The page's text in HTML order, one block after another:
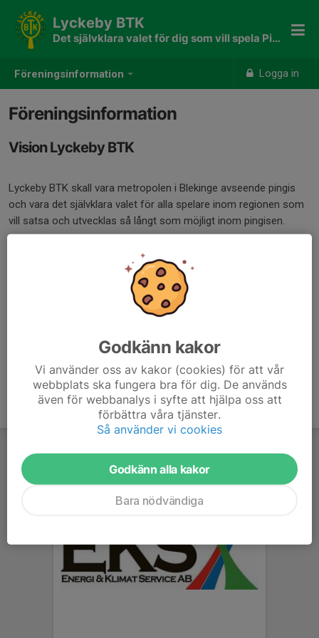
Föreningsinformation Logga in
Lyckeby BTK
Det självklara valet för dig som vill spela Pingis
Föreningsinformation
Vision Lyckeby BTK
Lyckeby BTK skall vara metropolen i Blekinge avseende pingis
och vara det självklara valet för alla spelare inom regionen som
vill satsa och utvecklas så långt som möjligt inom pingisen.
Lyckeby BTK skall även vara det självklara valet för samtliga
nybörjare, ungdomar och veteraner som bor i Karlskrona och vill
Lyckeby BTK skall vara en spännande, intressant och
såväl spelare, ledare, domare och övriga.
Godkänn kakor
Vi använder oss av kakor (cookies) för att vår
webbplats ska fungera bra för dig. De används
även för webbanalys i syfte att hjälpa oss att
förbättra våra tjänster.
Så använder vi cookies
Godkänn alla kakor
Bara nödvändiga